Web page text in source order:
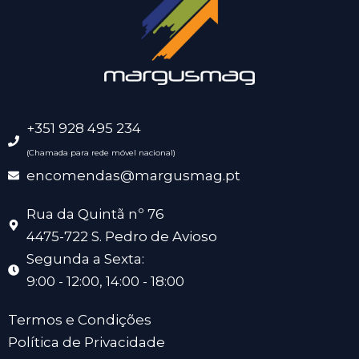
+351 928 495 234
(Chamada para rede móvel nacional)
encomendas@margusmag.pt
Rua da Quintã nº 76
4475-722 S. Pedro de Avioso
Segunda a Sexta:
9:00 - 12:00, 14:00 - 18:00
Termos e Condições
Política de Privacidade